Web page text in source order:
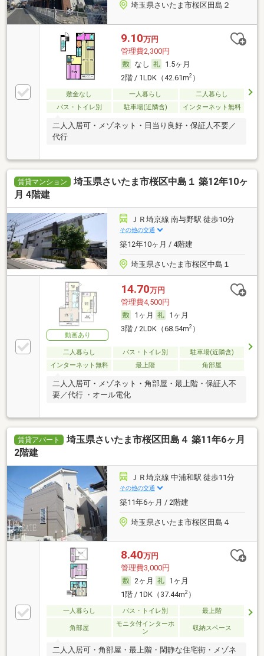
埼玉県さいたま市桜区田島２
9.10万円
管理費2,300円
なし
1.5ヶ月
2階 / 1LDK（42.61m2）
敷金なし 一人暮らし
二人暮らし
バス・トイレ別
駐車場(近隣含) インターネット無料
二人入居可・メゾネット・日当り良好・保証人不要／
代行
賃貸マンション
埼玉県さいたま市桜区中島１ 築12年10ヶ
月 4階建
ＪＲ埼京線 南与野駅 徒歩10分
その他の交通
築12年10ヶ月 / 4階建
埼玉県さいたま市桜区中島１
動画あり
14.70万円
管理費4,500円
1ヶ月
1ヶ月
3階 / 2LDK（68.54m2）
二人暮らし バス・トイレ別
駐車場(近隣含)
インターネット無料
最上階 角部屋
二人入居可・メゾネット・角部屋・最上階・保証人不
要／代行 ・オール電化
賃貸アパート
埼玉県さいたま市桜区田島４ 築11年6ヶ月
2階建
ＪＲ埼京線 中浦和駅 徒歩11分
その他の交通
築11年6ヶ月 / 2階建
埼玉県さいたま市桜区田島４
8.40万円
管理費3,000円
2ヶ月
1ヶ月
1階 / 1DK（37.44m2）
一人暮らし バス・トイレ別 最上階
角部屋
モニタ付インターホ
ン
収納スペース
二人入居可・角部屋・最上階・閑静な住宅街・メゾネ